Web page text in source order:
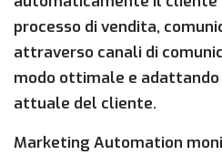
processo di vendita,
attraverso canali di
modo ottimale e
attuale del cliente.
Marketing Automation